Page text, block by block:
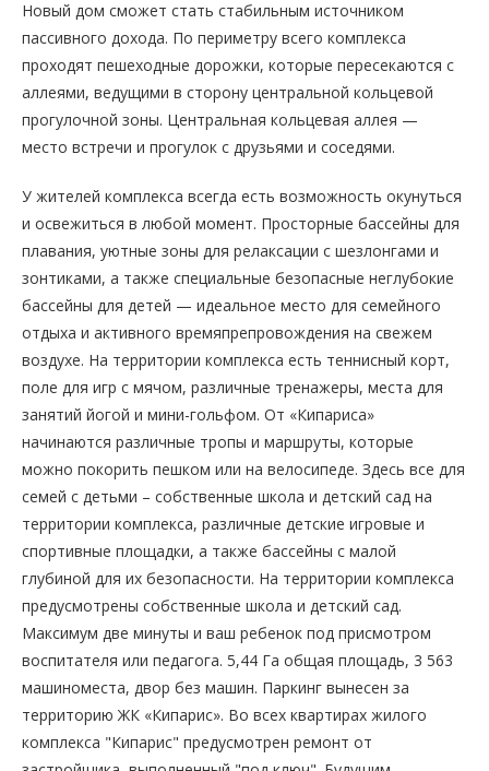
Новый дом сможет стать стабильным источником
пассивного дохода. По периметру всего комплекса
проходят пешеходные дорожки, которые пересекаются с
аллеями, ведущими в сторону центральной кольцевой
прогулочной зоны. Центральная кольцевая аллея —
место встречи и прогулок с друзьями и соседями.
У жителей комплекса всегда есть возможность окунуться
и освежиться в любой момент. Просторные бассейны для
плавания, уютные зоны для релаксации с шезлонгами и
зонтиками, а также специальные безопасные неглубокие
бассейны для детей — идеальное место для семейного
отдыха и активного времяпрепровождения на свежем
воздухе. На территории комплекса есть теннисный корт,
поле для игр с мячом, различные тренажеры, места для
занятий йогой и мини-гольфом. От «Кипариса»
начинаются различные тропы и маршруты, которые
можно покорить пешком или на велосипеде. Здесь все для
семей с детьми – собственные школа и детский сад на
территории комплекса, различные детские игровые и
спортивные площадки, а также бассейны с малой
глубиной для их безопасности. На территории комплекса
предусмотрены собственные школа и детский сад.
Максимум две минуты и ваш ребенок под присмотром
воспитателя или педагога. 5,44 Га общая площадь, 3 563
машиноместа, двор без машин. Паркинг вынесен за
территорию ЖК «Кипарис». Во всех квартирах жилого
комплекса "Кипарис" предусмотрен ремонт от